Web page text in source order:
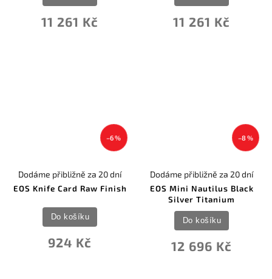
11 261 Kč 11 261 Kč
–6 %
EOS Knife Card Raw Finish
Dodáme přibližně za 20 dní
924 Kč
Do košíku
–8 %
EOS Mini Nautilus Black
Silver Titanium
Dodáme přibližně za 20 dní
12 696 Kč
Do košíku